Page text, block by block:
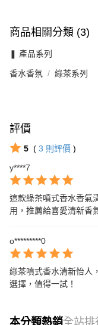
商品相關分類 (3)
❚ 產品系列
香水香氛 綠茶系列
評價
5 ( 3 則評價 )
y****7
這款綠茶噴式香水香氣
用，推薦給喜愛清新香
o*********0
綠茶噴式香水清新怡人
選擇，值得一試！
本分類熱銷全站排